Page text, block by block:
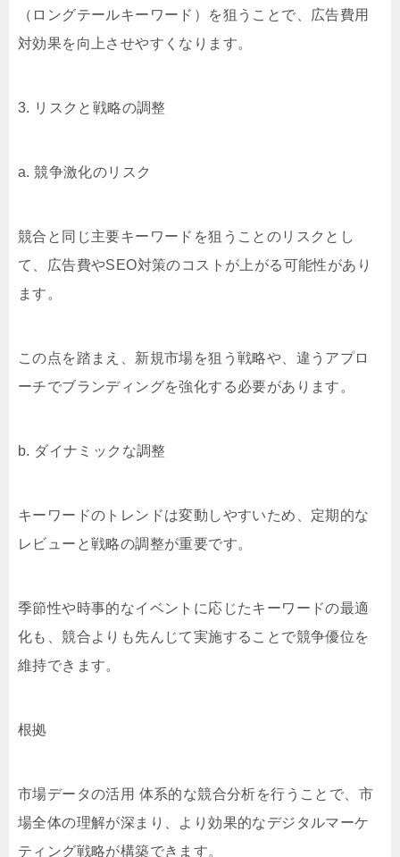
（ロングテールキーワード）を狙うことで、広告費用
対効果を向上させやすくなります。
3. リスクと戦略の調整
a. 競争激化のリスク
競合と同じ主要キーワードを狙うことのリスクとし
て、広告費やSEO対策のコストが上がる可能性があり
ます。
この点を踏まえ、新規市場を狙う戦略や、違うアプロ
ーチでブランディングを強化する必要があります。
b. ダイナミックな調整
キーワードのトレンドは変動しやすいため、定期的な
レビューと戦略の調整が重要です。
季節性や時事的なイベントに応じたキーワードの最適
化も、競合よりも先んじて実施することで競争優位を
維持できます。
根拠
市場データの活用 体系的な競合分析を行うことで、市
場全体の理解が深まり、より効果的なデジタルマーケ
ティング戦略が構築できます。